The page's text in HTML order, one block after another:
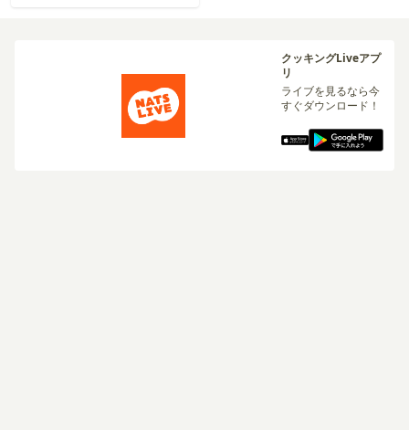
クッキングLiveアプ
リ
ライブを見るなら今
すぐダウンロード！